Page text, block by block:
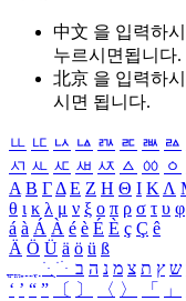
中文 을 입력하
누르시면됩니다.
北京 을 입력하
시면 됩니다.
ㅥ ㅦ ㅧ ㅨ ㅩ ㅪ ㅫ ㅬ
ㅺ ㅻ ㅼ ㅽ ㅾ ㅿ ㆀ ㆁ
Α Β ΓΔ Ε Ζ Η Θ Ι ΚΛ
θ ι κ λ μ ν ξ ο π ρ σ τ υ φ
á à Á À é è É È ç Ç ê
Ä Ö Ü ä ö ü ß
ִֶֹ ֻּ ׁׂ ש ץ ת צ מ נ ה ב
‘ ’ “ ” 〔 〕 〈 〉 「 」